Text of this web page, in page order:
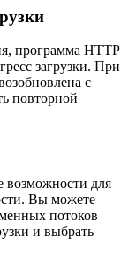
программа HTTP
загрузки. При
с
повторной
возможности для
Вы можете
потоков
и выбрать